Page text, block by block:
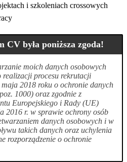
i szkoleniach crossowych
CV była poniższa zgoda!
moich danych osobowych
realizacji procesu rekrutacji
2018 roku o ochronie danych
1000) oraz zgodnie z
Europejskiego i Rady (UE)
2016 r. w sprawie ochrony osób
danych osobowych i w
takich danych oraz uchylenia
rozporządzenie o ochronie